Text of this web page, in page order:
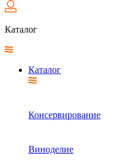
Каталог
Каталог
Консервирование
Виноделие